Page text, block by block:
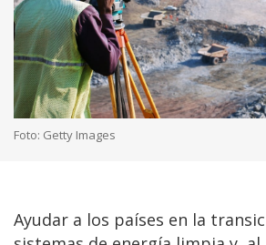
Foto: Getty Images
Ayudar a los países en la